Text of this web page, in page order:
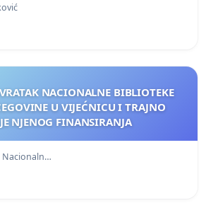
NACIONALNE BIBLIOTEKE
U VIJEĆNICU I TRAJNO
NJENOG FINANSIRANJA
Nacionaln…